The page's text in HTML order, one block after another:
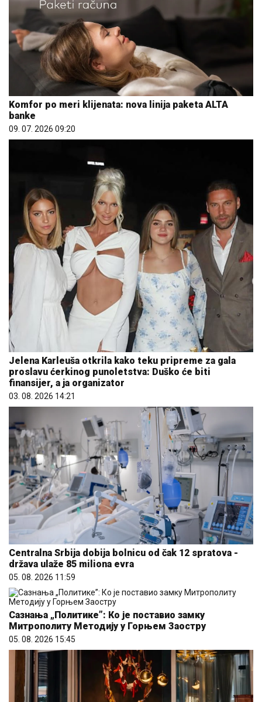
Komfor po meri klijenata: nova linija paketa ALTA
banke
09. 07. 2026 09:20
Jelena Karleuša otkrila kako teku pripreme za gala
proslavu ćerkinog punoletstva: Duško će biti
finansijer, a ja organizator
03. 08. 2026 14:21
Centralna Srbija dobija bolnicu od čak 12 spratova -
država ulaže 85 miliona evra
05. 08. 2026 11:59
Сазнања „Политике”: Ко је поставио замку
Митрополиту Методију у Горњем Заостру
05. 08. 2026 15:45